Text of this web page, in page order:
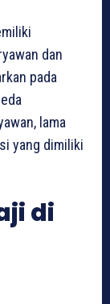
dan
pada
lama
yang dimiliki
di